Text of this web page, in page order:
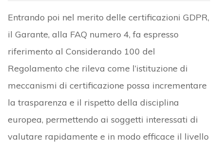
Entrando poi nel merito delle certificazioni GDPR,
il Garante, alla FAQ numero 4, fa espresso
riferimento al Considerando 100 del
Regolamento che rileva come l’istituzione di
meccanismi di certificazione possa incrementare
la trasparenza e il rispetto della disciplina
europea, permettendo ai soggetti interessati di
valutare rapidamente e in modo efficace il livello